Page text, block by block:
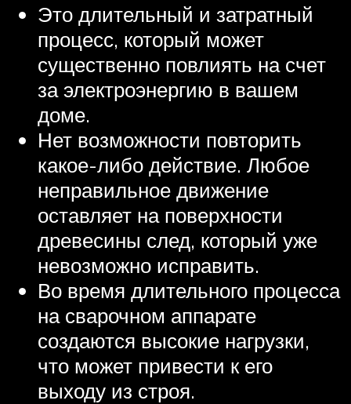
Это длительный и затратный
процесс, который может
существенно повлиять на счет
за электроэнергию в вашем
доме.
Нет возможности повторить
какое-либо действие. Любое
неправильное движение
оставляет на поверхности
древесины след, который уже
невозможно исправить.
Во время длительного процесса
на сварочном аппарате
создаются высокие нагрузки,
что может привести к его
выходу из строя.